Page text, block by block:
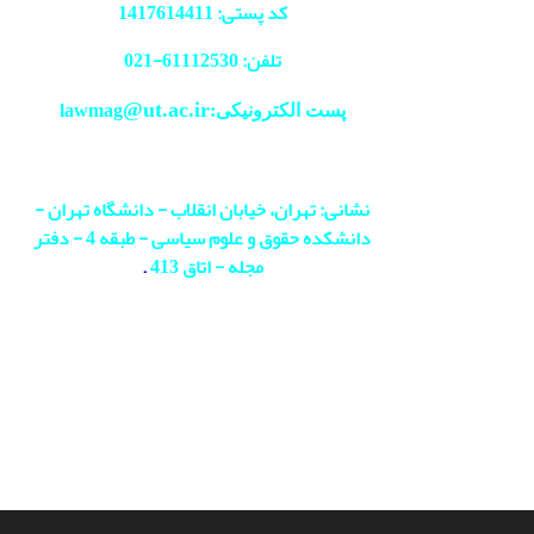
کد پستی: 1417614411
تلفن: 61112530-
021
پست الکترونیکی:lawmag@ut.ac.ir
نشانی: تهران، خیابان انقلاب - دانشگاه تهران -
دانشکده حقوق و علوم سیاسی - طبقه 4 - دفتر
مجله - اتاق 413
.